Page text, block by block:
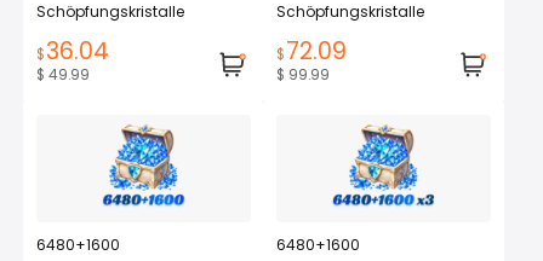
Schöpfungskristalle
$36.04
$ 49.99
Schöpfungskristalle
$72.09
$ 99.99
6480+1600
6480+1600